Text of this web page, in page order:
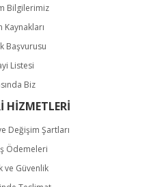
Bilgilerimiz
Kaynakları
Başvurusu
Listesi
Biz
HİZMETLERİ
Değişim Şartları
Ödemeleri
ve Güvenlik